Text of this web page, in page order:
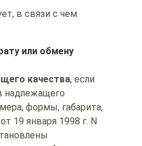
в связи с чем
или обмену
качества, если
надлежащего
формы, габарита,
19 января 1998 г. N